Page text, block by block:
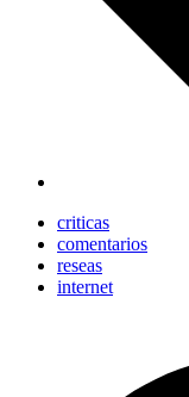
criticas
comentarios
reseas
internet